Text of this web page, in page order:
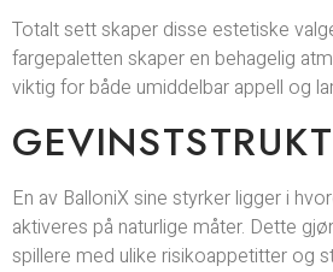
Totalt sett skaper disse estetiske
fargepaletten skaper en behagelig
viktig for både umiddelbar appell og
En av BalloniX sine styrker ligger i
aktiveres på naturlige måter. Dette
spillere med ulike risikoappetitter og